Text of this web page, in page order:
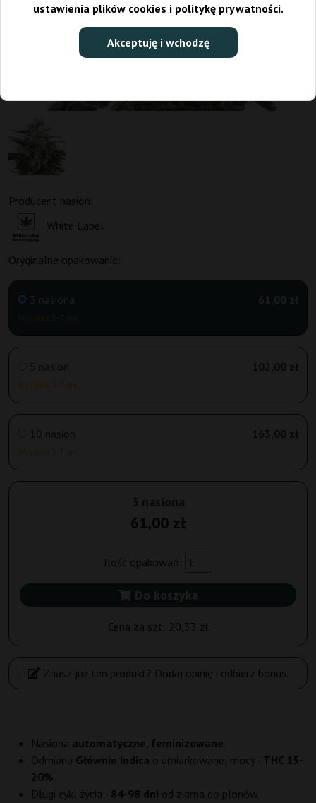
ustawienia plików cookies i politykę prywatności.
Akceptuję i wchodzę
Producent nasion:
White Label
Oryginalne opakowanie:
3 nasiona
Wysyłka 3-7 dni
61,00 zł
5 nasion
Wysyłka 3-7 dni
102,00 zł
10 nasion
Wysyłka 3-7 dni
163,00 zł
3 nasiona
61,00 zł
Ilość opakowań:
Do koszyka
Cena za szt: 20,33 zł
Znasz już ten produkt? Dodaj opinię i odbierz bonus.
Nasiona automatyczne, feminizowane
Odmiana Głównie Indica o umiarkowanej mocy - THC 15-
20%
Długi cykl życia - 84-98 dni od ziarna do plonów.